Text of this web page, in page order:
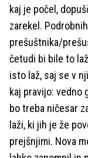
kaj je počel,
zarekel.
prešuštnika/
četudi bi bile to
isto laž, saj se v
kaj pravijo: vedno
bo treba ničesar
laži, ki jih je že
prejšnjimi. Nova